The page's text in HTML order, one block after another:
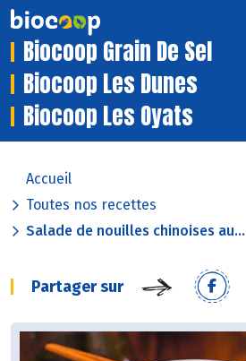
Biocoop Grain De Sel
Biocoop Les Dunes
Biocoop Les Oyats
Accueil
Toutes nos recettes
Salade de nouilles chinoises au...
Partager sur